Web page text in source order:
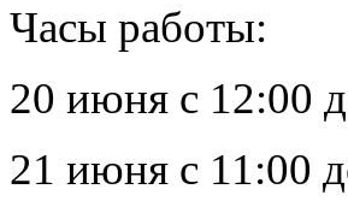
Часы работы:
20 июня с 12:00
21 июня с 11:00